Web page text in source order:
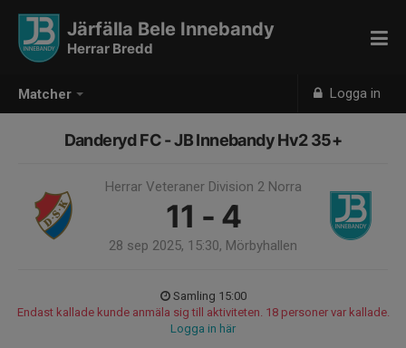
Matcher Logga in
Järfälla Bele Innebandy
Herrar Bredd
Danderyd FC - JB Innebandy Hv2 35+
Herrar Veteraner Division 2 Norra
11 - 4
28 sep 2025, 15:30, Mörbyhallen
Samling 15:00
Endast kallade kunde anmäla sig till aktiviteten. 18 personer var kallade.
Logga in här